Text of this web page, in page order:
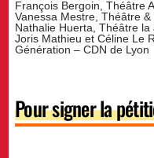
François Bergoin, Théâtre
Vanessa Mestre, Théâtre
Nathalie Huerta, Théâtre
Joris Mathieu et Céline Le
Génération – CDN de Lyon
Pour signer la